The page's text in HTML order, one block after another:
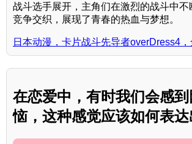
战斗选手展开，主角们在激烈的战斗中
竞争交织，展现了青春的热血与梦想。
日本动漫，卡片战斗先导者overDress4
在恋爱中，有时我们会感
恼，这种感觉应该如何表达